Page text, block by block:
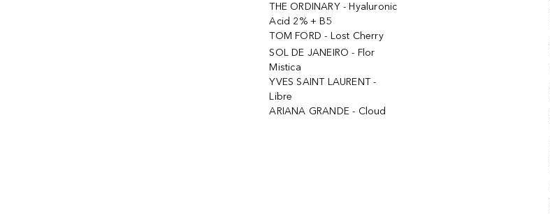
THE ORDINARY - Hyaluronic
Acid 2% + B5
TOM FORD - Lost Cherry
SOL DE JANEIRO - Flor
Mistica
YVES SAINT LAURENT -
Libre
ARIANA GRANDE - Cloud